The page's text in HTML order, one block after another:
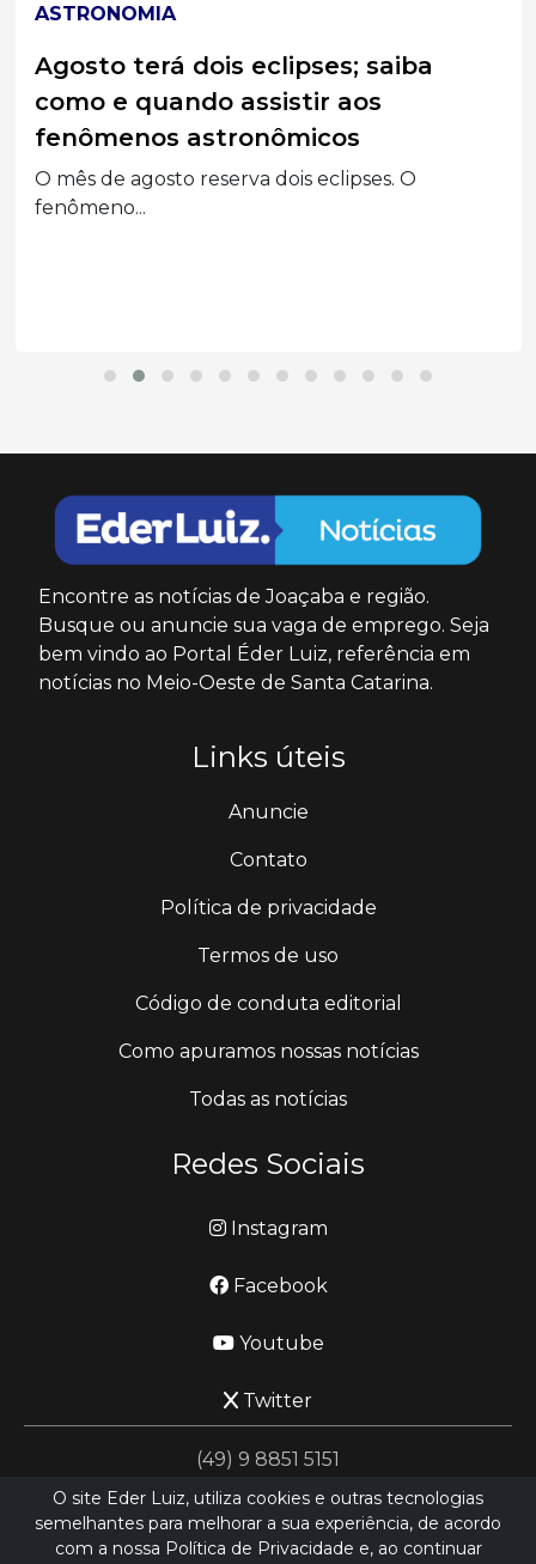
ASTRONOMIA
Agosto terá dois eclipses; saiba
como e quando assistir aos
fenômenos astronômicos
O mês de agosto reserva dois eclipses. O
fenômeno...
Encontre as notícias de Joaçaba e região.
Busque ou anuncie sua vaga de emprego. Seja
bem vindo ao Portal Éder Luiz, referência em
notícias no Meio-Oeste de Santa Catarina.
Links úteis
Anuncie
Contato
Política de privacidade
Termos de uso
Código de conduta editorial
Como apuramos nossas notícias
Todas as notícias
Redes Sociais
Instagram
Facebook
Youtube
Twitter
(49) 9 8851 5151
jornalismo@ederluiz.com.vc
O site Eder Luiz, utiliza cookies e outras tecnologias
semelhantes para melhorar a sua experiência, de acordo
com a nossa Política de Privacidade e, ao continuar